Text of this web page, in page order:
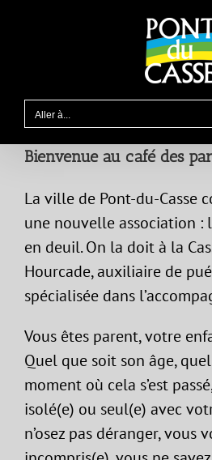
Aller à...
Bienvenue au café des
La ville de Pont-du-Casse
une nouvelle association :
en deuil. On la doit à la
Hourcade, auxiliaire de
spécialisée dans
Vous êtes parent, votre
Quel que soit son âge,
moment où cela s’est
isolé(e) ou seul(e) avec
n’osez pas déranger, vous